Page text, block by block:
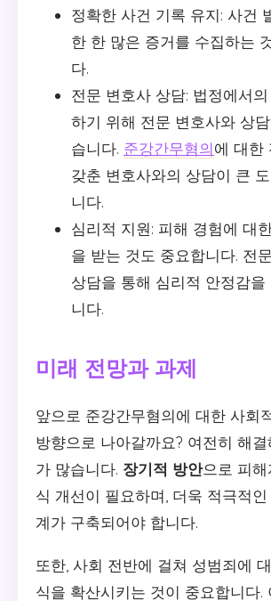
정확한 사건 기록 유지: 사건
한 한 많은 증거를 수집하는
다.
전문 변호사 상담: 법정에서
하기 위해 전문 변호사와 상
습니다. 준강간무혐의에 대한
갖춘 변호사와의 상담이 큰
니다.
심리적 지원: 피해 경험에 대
을 받는 것도 중요합니다. 전
상담을 통해 심리적 안정감을
니다.
미래 전망과 과제
앞으로 준강간무혐의에 대한 사회
방향으로 나아갈까요? 여전히 해
가 많습니다. 장기적 방안으로 피
식 개선이 필요하며, 더욱 적극적
계가 구축되어야 합니다.
또한, 사회 전반에 걸쳐 성범죄에
식을 확산시키는 것이 중요합니다.